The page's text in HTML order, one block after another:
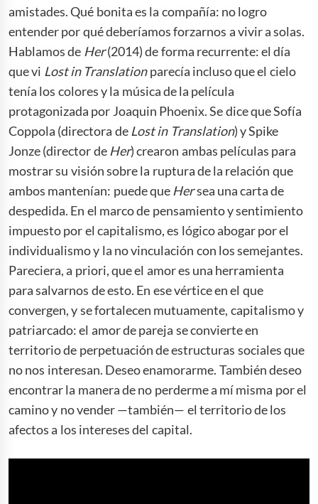
amistades. Qué bonita es la compañía: no logro
entender por qué deberíamos forzarnos a vivir a solas.
Hablamos de Her(2014) de forma recurrente: el día
que vi Lost in Translationparecía incluso que el cielo
tenía los colores y la música de la película
protagonizada por Joaquin Phoenix. Se dice que Sofía
Coppola (directora de Lost in Translation) y Spike
Jonze (director de Her) crearon ambas películas para
mostrar su visión sobre la ruptura de la relación que
ambos mantenían: puede que Hersea una carta de
despedida. En el marco de pensamiento y sentimiento
impuesto por el capitalismo, es lógico abogar por el
individualismo y la no vinculación con los semejantes.
Pareciera, a priori, que el amor es una herramienta
para salvarnos de esto. En ese vértice en el que
convergen, y se fortalecen mutuamente, capitalismo y
patriarcado: el amor de pareja se convierte en
territorio de perpetuación de estructuras sociales que
no nos interesan. Deseo enamorarme. También deseo
encontrar la manera de no perderme a mí misma por el
camino y no vender —también— el territorio de los
afectos a los intereses del capital.